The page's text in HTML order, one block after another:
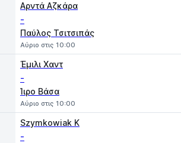
Αρντά Αζκάρα
-
Παύλος Τσιτσιπάς
Αύριο στις 10:00
Έμιλι Χαντ
-
Ίιρο Βάσα
Αύριο στις 10:00
Szymkowiak K
-